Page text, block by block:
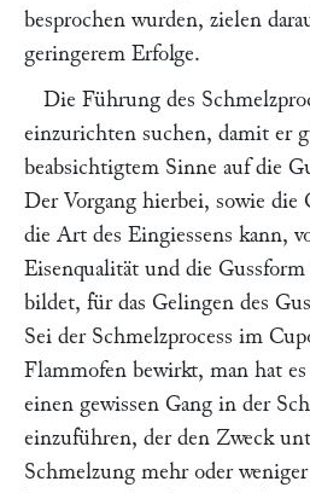
besprochen wurden, zielen
geringerem Erfolge.
Die Führung des
einzurichten suchen, damit er
beabsichtigtem Sinne auf die
Der Vorgang hierbei, sowie die
die Art des Eingiessens kann,
Eisenqualität und die
bildet, für das Gelingen des
Sei der Schmelzprocess im
Flammofen bewirkt, man hat
einen gewissen Gang in der
einzuführen, der den Zweck
Schmelzung mehr oder